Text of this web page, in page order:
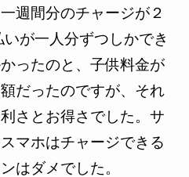
間分のチャージが２
が一人分ずつしかでき
ったのと、子供料金が
だったのですが、それ
さとお得さでした。サ
マホはチャージできる
はダメでした。